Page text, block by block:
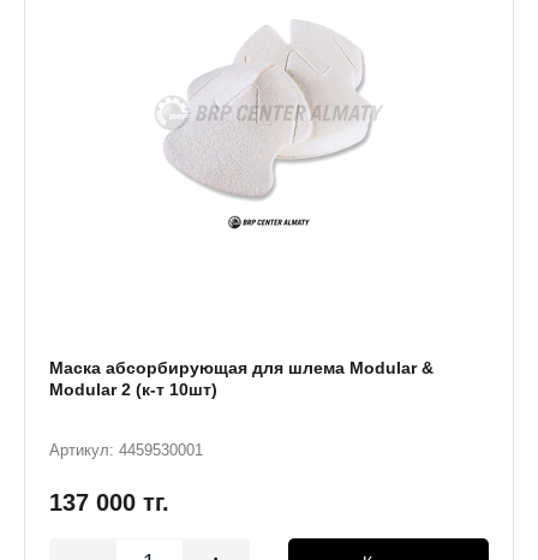
Маска абсорбирующая для шлема Modular &
Modular 2 (к-т 10шт)
Артикул: 4459530001
137 000 тг.